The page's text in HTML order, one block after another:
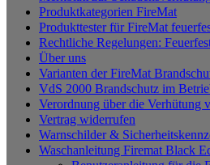
Produktkategorien FireMat
Produkttester für FireMat
Rechtliche Regelungen:
Über uns
Varianten der FireMat
VdS 2000 Brandschutz im
Verordnung über die Verhütung
Vertrag widerrufen
Warnschilder &
Waschanleitung Firemat Black